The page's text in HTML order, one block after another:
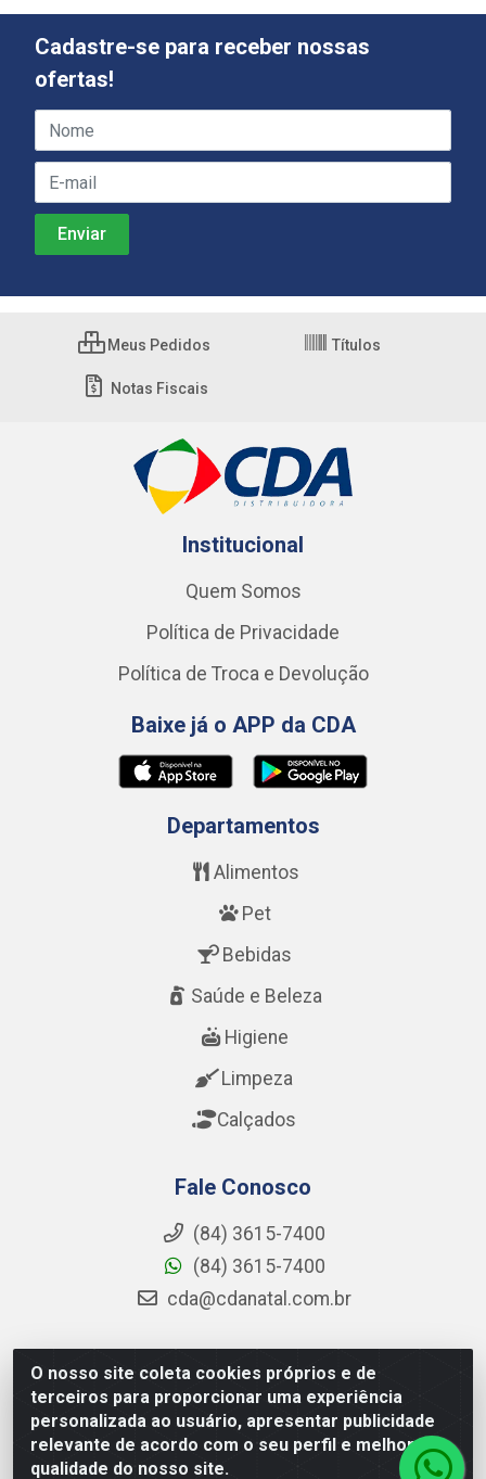
O nosso site coleta cookies próprios e de
terceiros para proporcionar uma experiência
personalizada ao usuário, apresentar publicidade
relevante de acordo com o seu perfil e melhorar a
qualidade do nosso site.
Cadastre-se para receber nossas
ofertas!
Meus Pedidos Títulos
Notas Fiscais
Institucional
Quem Somos
Política de Privacidade
Política de Troca e Devolução
Baixe já o APP da CDA
Departamentos
Alimentos
Pet
Bebidas
Saúde e Beleza
Higiene
Limpeza
Calçados
Fale Conosco
(84) 3615-7400
(84) 3615-7400
cda@cdanatal.com.br
CDA Distribuidora - Avenida Abel Cabral, 1090 - Nova
Parnamirim, Parnamirim/RN - CEP 59.151-250 - CNPJ
02.275.901/0001-11